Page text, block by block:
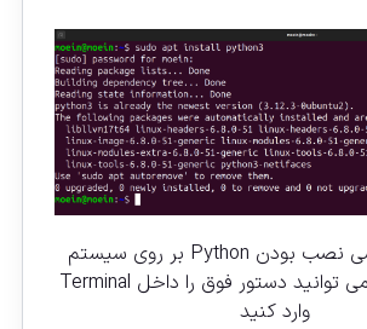
حال برای بررسی نصب بودن Python بر روی سیستم
عامل لینوکس می توانید دستور فوق را داخل Terminal
وارد کنید